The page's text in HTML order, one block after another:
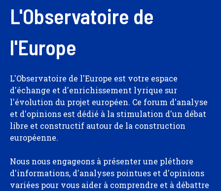
L'Observatoire de
l'Europe
L'Observatoire de l'Europe est votre espace
d'échange et d'enrichissement lyrique sur
l'évolution du projet européen. Ce forum d'analyse
et d'opinions est dédié à la stimulation d'un débat
libre et constructif autour de la construction
européenne.
Nous nous engageons à présenter une pléthore
d'informations, d'analyses pointues et d'opinions
variées pour vous aider à comprendre et à débattre